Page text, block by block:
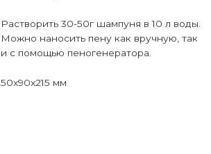
Растворить 30-50г шампуня в 10 л воды.
Можно наносить пену как вручную, так
и с помощью пеногенератора.
50x90x215 мм